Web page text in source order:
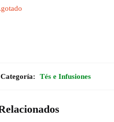
Categoría: Tés e Infusiones